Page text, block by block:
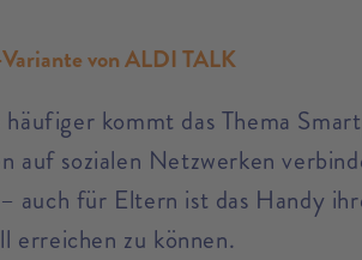
von ALDI TALK
kommt das Thema
auf sozialen Netzwerken
auch für Eltern ist das Handy
erreichen zu können.